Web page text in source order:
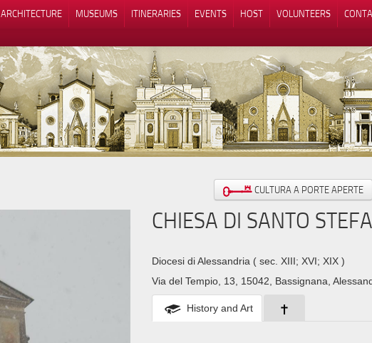
ARCHITECTURE MUSEUMS ITINERARIES EVENTS HOST VOLUNTEERS
CULTURA A PORTE APERTE
CHIESA DI SANTO
Diocesi di Alessandria ( sec. XIII; XVI; XIX )
Via del Tempio, 13, 15042, Bassignana,
History and Art
Your Privacy Choices